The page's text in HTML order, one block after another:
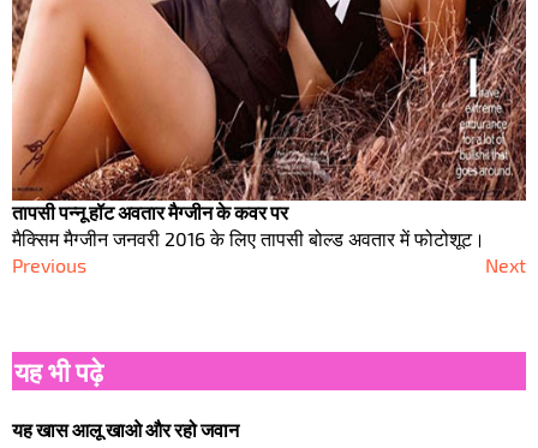
तापसी पन्नू हॉट अवतार मैग्जीन के कवर पर
मैक्सिम मैग्जीन जनवरी 2016 के लिए तापसी बोल्ड अवतार में फोटोशूट।
Previous
Next
यह भी पढ़े
यह खास आलू खाओ और रहो जवान